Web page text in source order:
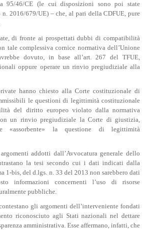
95/46/CE (le cui disposizioni sono poi state
2016/679/UE) – che, al pari della CDFUE, pure
di fronte ai prospettati dubbi di compatibilità
tale complessiva cornice normativa dell’Unione
dovuto, in base all’art. 267 del TFUE,
oppure operare un rinvio pregiudiziale alla
hanno chiesto alla Corte costituzionale di
le questioni di legittimità costituzionale
del diritto europeo violato dalla normativa
un rinvio pregiudiziale la Corte di giustizia,
«assorbente» la questione di legittimità
addotti dall’Avvocatura generale dello
la tesi secondo cui i dati indicati dalla
1-bis, del d.lgs. n. 33 del 2013 non sarebbero dati
informazioni concernenti l’uso di risorse
pubbliche.
gli argomenti dell’interveniente fondati
riconosciuto agli Stati nazionali nel dettare
amministrativa. Esse affermano, infatti, che